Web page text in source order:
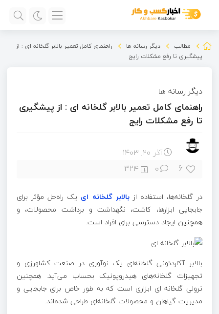
مطالب دیگر رسانه ها
راهنمای کامل تعمیر بالابر گلخانه ای : از
پیشگیری تا رفع مشکلات رایج
دیگر رسانه ها
راهنمای کامل تعمیر بالابر گلخانه ای : از پیشگیری
تا رفع مشکلات رایج
آذر ۲۰, ۱۴۰۳
6
0
324
در گلخانه‌ها، استفاده ازبالابر گلخانه ‌ای یک راه‌حل مؤثر برای
جابجایی ابزارها، کاشت، نگهداشت و برداشت محصولات، و
همچنین ایجاد دسترسی برای افراد است.
بالابر آکاردئونی گلخانه‌ای یک نوآوری در صنعت کشاورزی و
تجهیزات گلخانه‌های هیدروپونیک بحساب می‌آید. همچنین
ترولی گلخانه ای ابزاری است که به طور خاص برای جابجایی و
مدیریت گیاهان و محصولات گلخانه‌ای طراحی شده‌اند.